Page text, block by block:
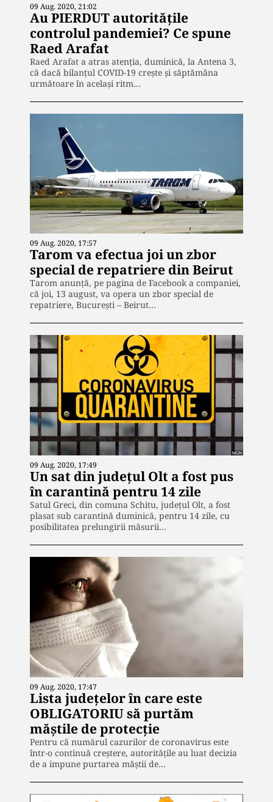
09 Aug. 2020, 21:02
Au PIERDUT autoritățile
controlul pandemiei? Ce spune
Raed Arafat
Raed Arafat a atras atenția, duminică, la Antena 3,
că dacă bilanțul COVID-19 crește și săptămâna
următoare în același ritm…
09 Aug. 2020, 17:57
Tarom va efectua joi un zbor
special de repatriere din Beirut
Tarom anunță, pe pagina de Facebook a companiei, ​
că joi, 13 august, va opera un zbor special de
repatriere, București – Beirut…
09 Aug. 2020, 17:49
Un sat din județul Olt a fost pus
în carantină pentru 14 zile
Satul Greci, din comuna Schitu, județul Olt, a fost
plasat sub carantină duminică, pentru 14 zile, cu
posibilitatea prelungirii măsurii…
09 Aug. 2020, 17:47
Lista județelor în care este
OBLIGATORIU să purtăm
măștile de protecție
Pentru că numărul cazurilor de coronavirus este
într-o continuă creștere, autoritățile au luat decizia
de a impune purtarea măștii de…